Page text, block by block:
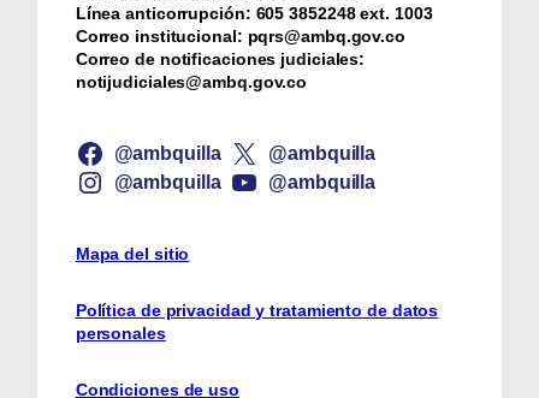
Línea anticorrupción: ‪605 3852248 ext. 1003
Correo institucional: pqrs@ambq.gov.co
Correo de notificaciones judiciales:
notijudiciales@ambq.gov.co
@ambquilla
@ambquilla
@ambquilla
@ambquilla
Mapa del sitio
Política de privacidad y tratamiento de datos
personales
Condiciones de uso